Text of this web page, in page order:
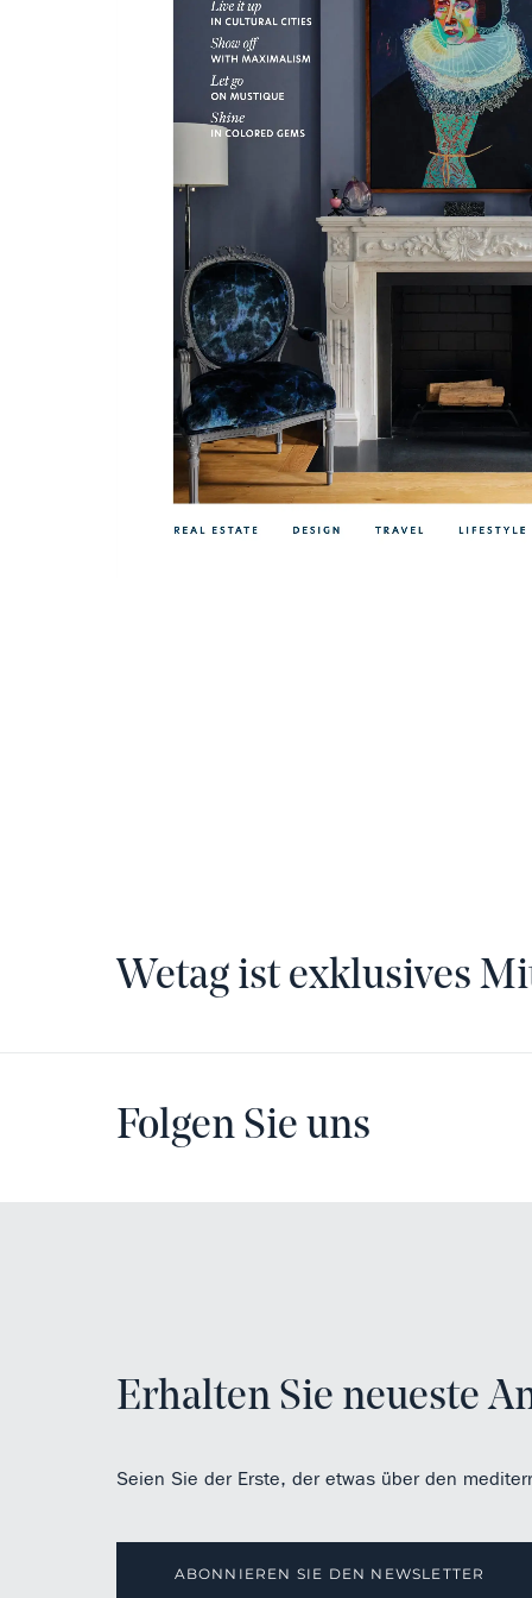
Wetag ist exklusives
Folgen Sie uns
Erhalten Sie neueste
Seien Sie der Erste, der etwas über den
ABONNIEREN SIE DEN NEWSLETTER